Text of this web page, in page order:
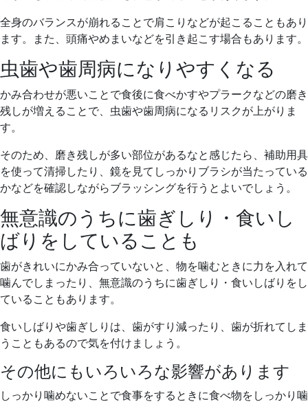
全身のバランスが崩れることで肩こりなどが起こることもあり
ます。また、頭痛やめまいなどを引き起こす場合もあります。
虫歯や歯周病になりやすくなる
かみ合わせが悪いことで食後に食べかすやプラークなどの磨き
残しが増えることで、虫歯や歯周病になるリスクが上がりま
す。
そのため、磨き残しが多い部位があるなと感じたら、補助用具
を使って清掃したり、鏡を見てしっかりブラシが当たっている
かなどを確認しながらブラッシングを行うとよいでしょう。
無意識のうちに歯ぎしり・食いし
ばりをしていることも
歯がきれいにかみ合っていないと、物を噛むときに力を入れて
噛んでしまったり、無意識のうちに歯ぎしり・食いしばりをし
ていることもあります。
食いしばりや歯ぎしりは、歯がすり減ったり、歯が折れてしま
うこともあるので気を付けましょう。
その他にもいろいろな影響があります
しっかり噛めないことで食事をするときに食べ物をしっかり噛